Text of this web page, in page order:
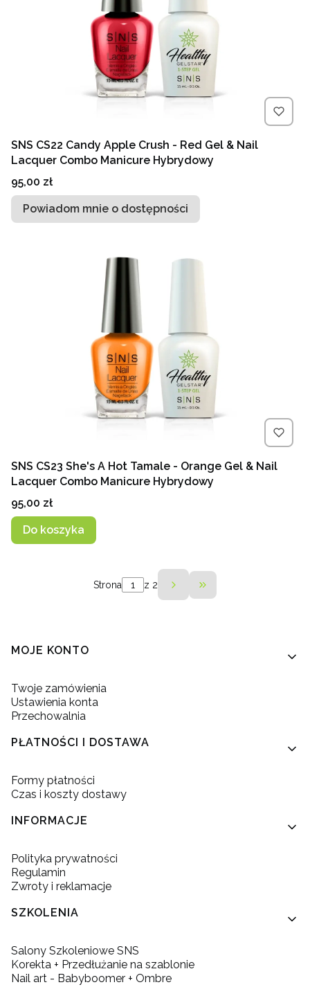
SNS CS22 Candy Apple Crush - Red Gel & Nail
Lacquer Combo Manicure Hybrydowy
Cena
95,00 zł
Powiadom mnie o dostępności
SNS CS23 She's A Hot Tamale - Orange Gel & Nail
Lacquer Combo Manicure Hybrydowy
Cena
95,00 zł
Do koszyka
Strona z 2 Przejdź do
Linki w stopce
MOJE KONTO
Twoje zamówienia
Ustawienia konta
Przechowalnia
PŁATNOŚCI I DOSTAWA
Formy płatności
Czas i koszty dostawy
INFORMACJE
Polityka prywatności
Regulamin
Zwroty i reklamacje
SZKOLENIA
Salony Szkoleniowe SNS
Korekta + Przedłużanie na szablonie
Nail art - Babyboomer + Ombre